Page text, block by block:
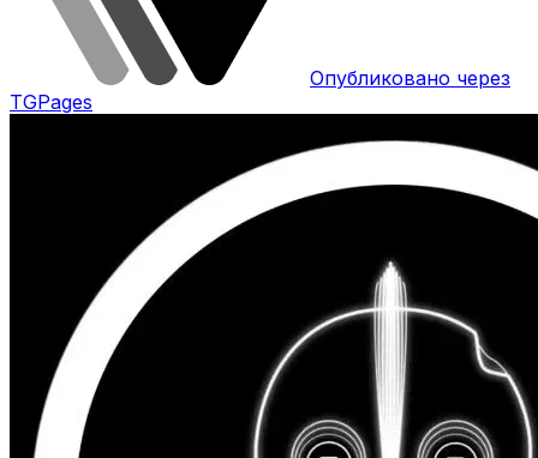
Опубликовано через
TGPages